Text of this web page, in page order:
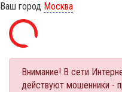
Ваш город Москва
Внимание! В сети
действуют мошенники -